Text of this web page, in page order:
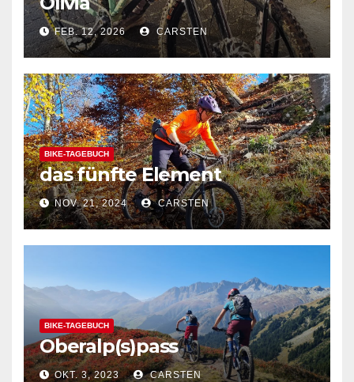
FEB. 12, 2026 CARSTEN
BIKE-TAGEBUCH
das fünfte Element
NOV. 21, 2024 CARSTEN
BIKE-TAGEBUCH
Oberalp(s)pass
OKT. 3, 2023 CARSTEN